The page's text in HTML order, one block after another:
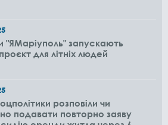
"ЯМаріуполь" запускають
для літніх людей
розповіли чи
подавати повторно заяву